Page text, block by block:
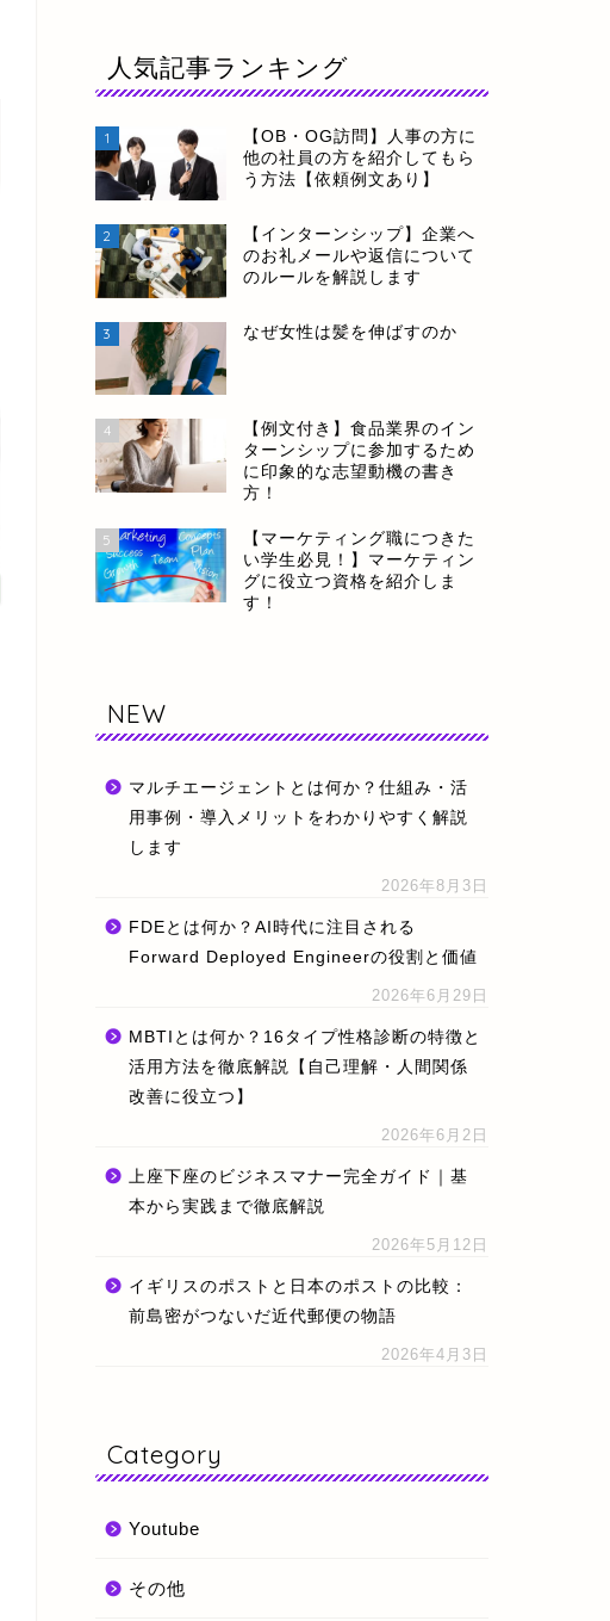
人気記事ランキング
1
【OB・OG訪問】人事の方に
他の社員の方を紹介してもら
う方法【依頼例文あり】
2
【インターンシップ】企業へ
のお礼メールや返信について
のルールを解説します
3 なぜ女性は髪を伸ばすのか
4
【例文付き】食品業界のイン
ターンシップに参加するため
に印象的な志望動機の書き
方！
5
【マーケティング職につきた
い学生必見！】マーケティン
グに役立つ資格を紹介しま
す！
NEW
マルチエージェントとは何か？仕組み・活
用事例・導入メリットをわかりやすく解説
します
2026年8月3日
FDEとは何か？AI時代に注目される
Forward Deployed Engineerの役割と価値
2026年6月29日
MBTIとは何か？16タイプ性格診断の特徴と
活用方法を徹底解説【自己理解・人間関係
改善に役立つ】
2026年6月2日
上座下座のビジネスマナー完全ガイド｜基
本から実践まで徹底解説
2026年5月12日
イギリスのポストと日本のポストの比較：
前島密がつないだ近代郵便の物語
2026年4月3日
Category
Youtube
その他